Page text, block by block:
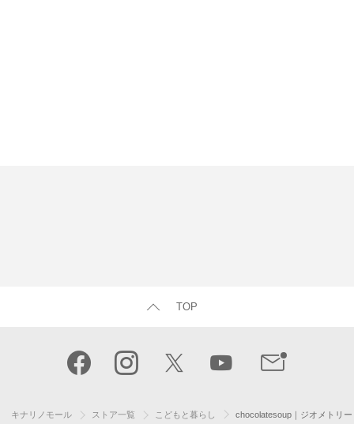
TOP
キナリノモール ストア一覧 こどもと暮らし chocolatesoup｜ジオメトリ